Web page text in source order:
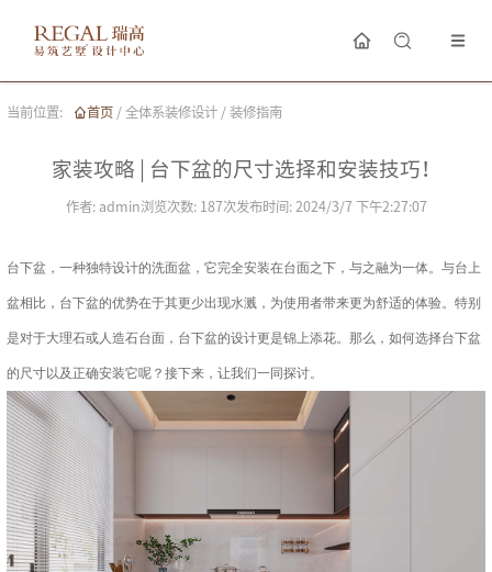
当前位置: 首页 / 全体系装修设计 / 装修指南
家装攻略 | 台下盆的尺寸选择和安装技巧！
作者: admin浏览次数: 187次发布时间: 2024/3/7 下午2:27:07
台下盆，一种独特设计的洗面盆，它完全安装在台面之下，与之融为一体。与台上
盆相比，台下盆的优势在于其更少出现水溅，为使用者带来更为舒适的体验。特别
是对于大理石或人造石台面，台下盆的设计更是锦上添花。那么，如何选择台下盆
的尺寸以及正确安装它呢？接下来，让我们一同探讨。